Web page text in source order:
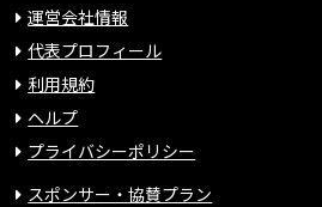
運営会社情報
代表プロフィール
利用規約
ヘルプ
プライバシーポリシー
スポンサー・協賛プラン